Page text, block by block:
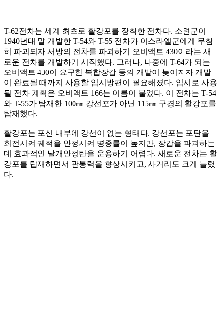
T-62전차는 세계 최초로 활강포를 장착한 전차다. 소련군이
1940년대 말 개발한 T-54와 T-55 전차가 이스라엘군에게 무참
히 파괴되자 서방의 전차를 파괴하기 오비액트 430이라는 새
로운 전차를 개발하기 시작했다. 그러나, 나중에 T-64가 되는
오비액트 430이 요구한 복합장갑 등의 개발이 늦어지자 개발
이 완료될 때까지 사용할 임시방편이 필요해졌다. 임시로 사용
될 전차 계획은 오비액트 166는 이름이 붙었다. 이 전차는 T-54
와 T-55가 탑재한 100㎜ 강선포가 아닌 115㎜ 구경의 활강포를
탑재했다.
활강포는 포신 내부에 강선이 없는 형태다. 강선포는 포탄을
회전시켜 궤적을 안정시켜 명중률이 높지만, 장갑을 파괴하는
데 효과적인 날개안정탄을 운용하기 어렵다. 새로운 전차는 활
강포를 탑재하면서 관통력을 향상시키고, 사거리도 크게 늘렸
다.